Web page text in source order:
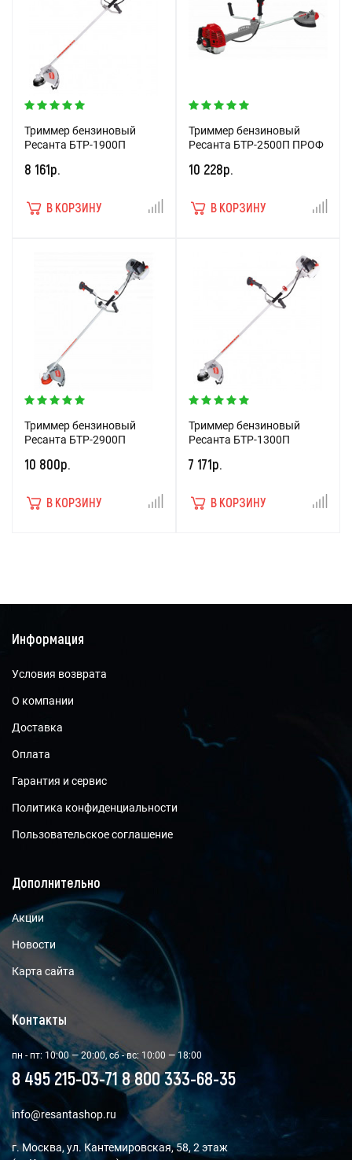
Триммер бензиновый
Ресанта БТР-1900П
8 161р.
В КОРЗИНУ
Триммер бензиновый
Ресанта БТР-2500П ПРОФ
10 228р.
В КОРЗИНУ
Триммер бензиновый
Ресанта БТР-2900П
10 800р.
В КОРЗИНУ
Триммер бензиновый
Ресанта БТР-1300П
7 171р.
В КОРЗИНУ
Информация
Условия возврата
О компании
Доставка
Оплата
Гарантия и сервис
Политика конфиденциальности
Пользовательское соглашение
Дополнительно
Акции
Новости
Карта сайта
Контакты
пн - пт: 10:00 — 20:00, сб - вс: 10:00 — 18:00
8 495 215-03-71 8 800 333-68-35
info@resantashop.ru
г. Москва, ул. Кантемировская, 58, 2 этаж